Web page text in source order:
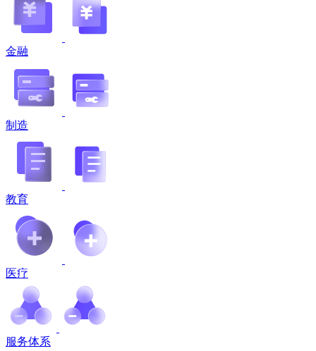
金融
制造
教育
医疗
服务体系